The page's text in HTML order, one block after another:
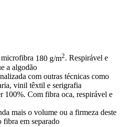
microfibra 180 g/m2. Respirável e
a algodão
com outras técnicas como
, vinil têxtil e serigrafia
100%. Com fibra oca, respirável e
mais o volume ou a firmeza deste
em separado